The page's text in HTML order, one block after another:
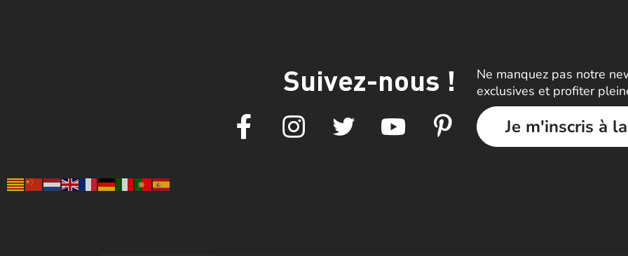
Suivez-nous !
Ne manquez pas notre
exclusives et profiter
Je m'inscris à